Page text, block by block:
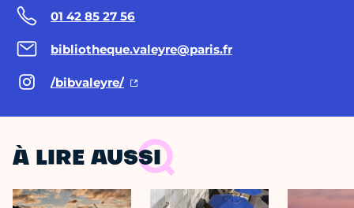
01 42 85 27 56
bibliotheque.valeyre@paris.fr
/bibvaleyre/
À LIRE AUSSI